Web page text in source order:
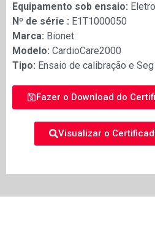
Equipamento sob ensaio:
Nº de série : E1T1000050
Marca: Bionet
Modelo: CardioCare2000
Tipo: Ensaio de calibração e
Fazer o Download do
Visualizar o